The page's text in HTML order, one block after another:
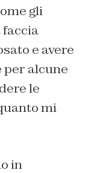
gli
faccia
e avere
per alcune
le
mi
in